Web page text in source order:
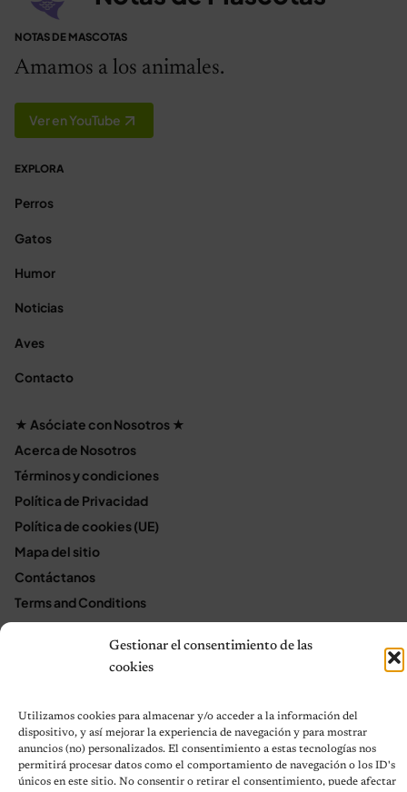
Gestionar el consentimiento de las
cookies
Utilizamos cookies para almacenar y/o acceder a la información del
dispositivo, y así mejorar la experiencia de navegación y para mostrar
anuncios (no) personalizados. El consentimiento a estas tecnologías nos
permitirá procesar datos como el comportamiento de navegación o los ID's
únicos en este sitio. No consentir o retirar el consentimiento, puede afectar
NOTAS DE MASCOTAS
Amamos a los animales.
Ver en YouTube
EXPLORA
Perros
Gatos
Humor
Noticias
Aves
Contacto
★ Asóciate con Nosotros ★
Acerca de Nosotros
Términos y condiciones
Política de Privacidad
Política de cookies (UE)
Mapa del sitio
Contáctanos
Terms and Conditions
© 2026 Notas de Mascotas